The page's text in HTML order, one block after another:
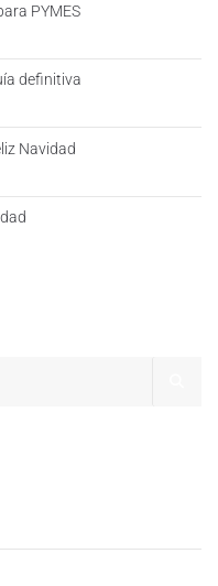
PYMES
definitiva
Navidad